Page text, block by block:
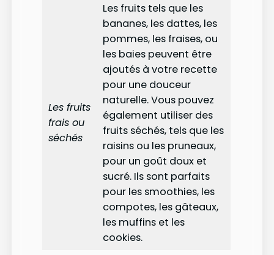
Les fruits
frais ou
séchés
Les fruits tels que les
bananes, les dattes, les
pommes, les fraises, ou
les baies peuvent être
ajoutés à votre recette
pour une douceur
naturelle. Vous pouvez
également utiliser des
fruits séchés, tels que les
raisins ou les pruneaux,
pour un goût doux et
sucré. Ils sont parfaits
pour les smoothies, les
compotes, les gâteaux,
les muffins et les
cookies.